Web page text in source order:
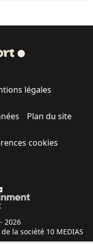
légales
Plan du site
cookies
2026
la société 10 MEDIAS